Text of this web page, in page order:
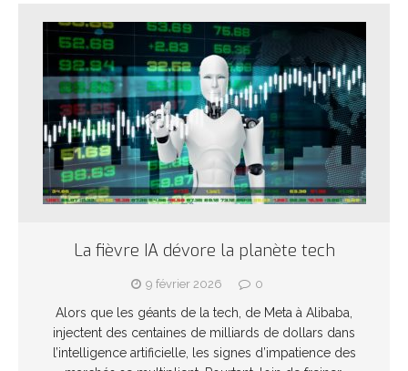
La fièvre IA dévore la planète tech
9 février 2026 0
Alors que les géants de la tech, de Meta à Alibaba,
injectent des centaines de milliards de dollars dans
l’intelligence artificielle, les signes d’impatience des